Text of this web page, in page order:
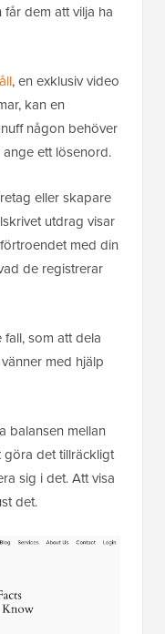
dem att vilja ha
, en exklusiv video
kan en
någon behöver
ett lösenord.
eller skapare
utdrag visar
med din
de registrerar
som att dela
med hjälp
balansen mellan
göra det tillräckligt
sig i det. Att visa
det.